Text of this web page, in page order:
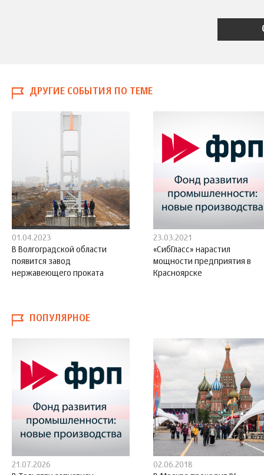
ДРУГИЕ СОБЫТИЯ ПО ТЕМЕ
01.04.2023
В Волгоградской области
появится завод
нержавеющего проката
23.03.2021
«СибГласс» нарастил
мощности предприятия в
Красноярске
ПОПУЛЯРНОЕ
21.07.2026
02.06.2018